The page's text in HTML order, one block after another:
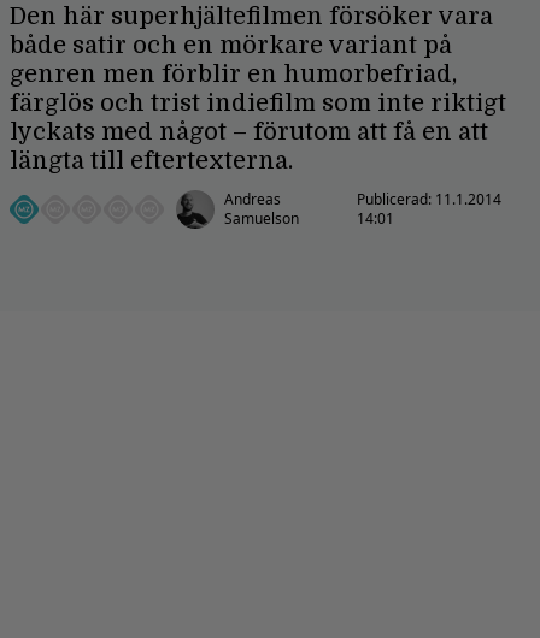
Den här superhjältefilmen försöker vara
både satir och en mörkare variant på
genren men förblir en humorbefriad,
färglös och trist indiefilm som inte riktigt
lyckats med något – förutom att få en att
längta till eftertexterna.
Andreas
Samuelson
Publicerad: 11.1.2014
14:01